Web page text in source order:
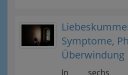
Symptome,
Überwindung
In sechs